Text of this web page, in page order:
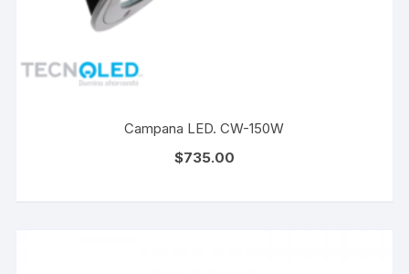
Campana LED. CW-150W
$735.00